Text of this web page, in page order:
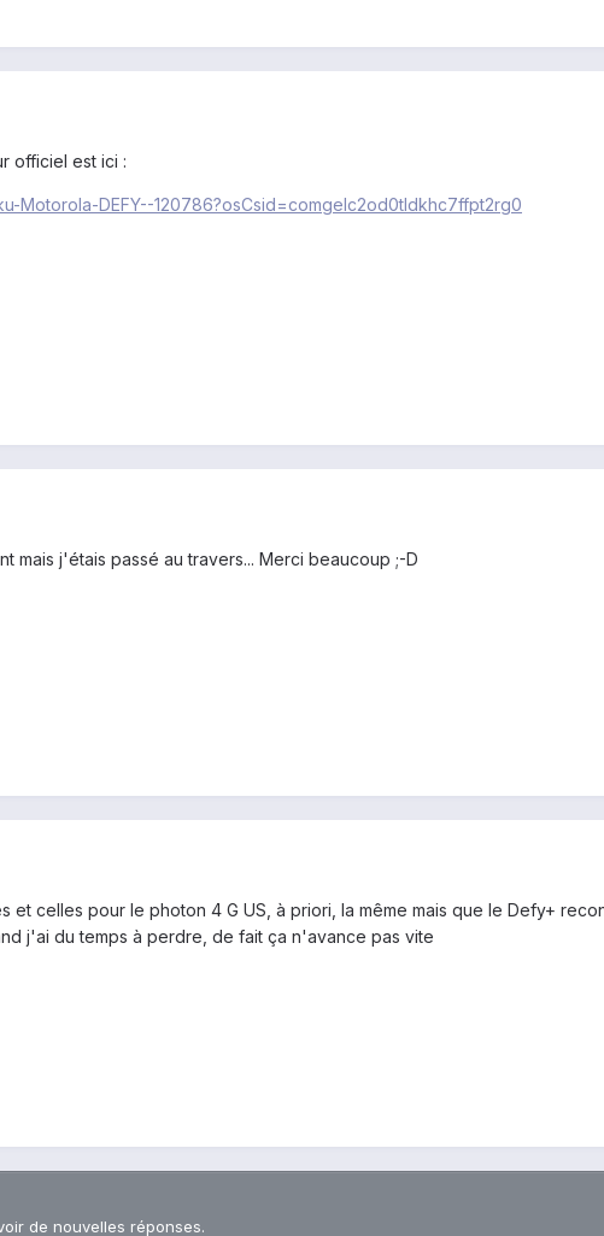
officiel est ici :
Motorola-DEFY--120786?osCsid=comgelc2od0tldkhc7ffpt2rg0
mais j'étais passé au travers... Merci beaucoup ;-D
et celles pour le photon 4 G US, à priori, la même mais que le Defy+
j'ai du temps à perdre, de fait ça n'avance pas vite
de nouvelles réponses.